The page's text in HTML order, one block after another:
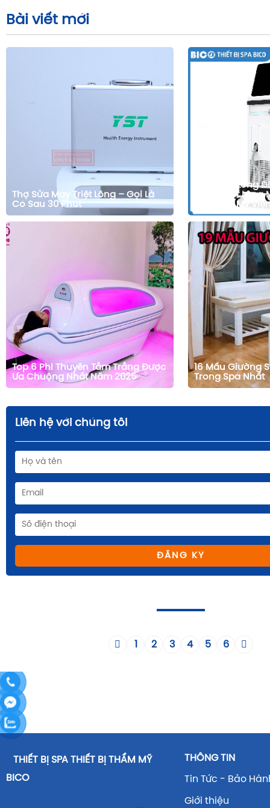
Bài viết mới
Thợ Sửa Máy Triệt Lông – Gọi Là
Có Sau 30 Phút
Máy Triệt Lông
Pháp Triệt Lông
Và Thẩm Mỹ
Top 6 Phi Thuyền Tắm Trắng Được
Ưa Chuộng Nhất Năm 2025
16 Mấu Giường
Trong Spa Nhất
Liên hệ với chúng tôi
ĐĂNG KÝ
1 2 3 4 5 6
THIẾT BỊ SPA THIẾT BỊ THẨM MỸ
BICO
THÔNG TIN
Tin Tức - Bảo
Giới thiệu